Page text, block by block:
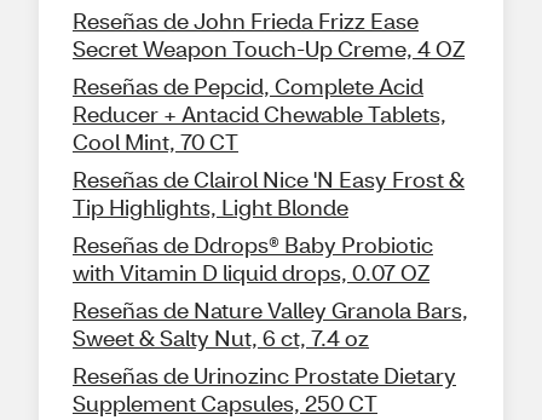
Reseñas de John Frieda Frizz Ease
Secret Weapon Touch-Up Creme, 4 OZ
Reseñas de Pepcid, Complete Acid
Reducer + Antacid Chewable Tablets,
Cool Mint, 70 CT
Reseñas de Clairol Nice 'N Easy Frost &
Tip Highlights, Light Blonde
Reseñas de Ddrops® Baby Probiotic
with Vitamin D liquid drops, 0.07 OZ
Reseñas de Nature Valley Granola Bars,
Sweet & Salty Nut, 6 ct, 7.4 oz
Reseñas de Urinozinc Prostate Dietary
Supplement Capsules, 250 CT